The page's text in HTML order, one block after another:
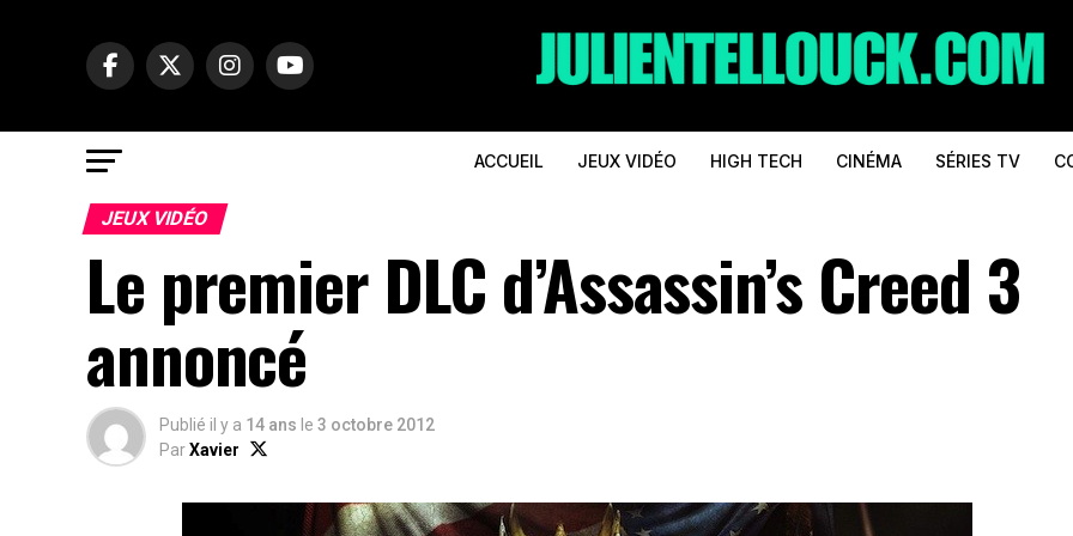
ACCUEIL JEUX VIDÉO HIGH TECH CINÉMA SÉRIES TV
JEUX VIDÉO
Le premier DLC d’Assassin’s Creed 3
annoncé
Publié il y a 14 ans le 3 octobre 2012
ParXavier